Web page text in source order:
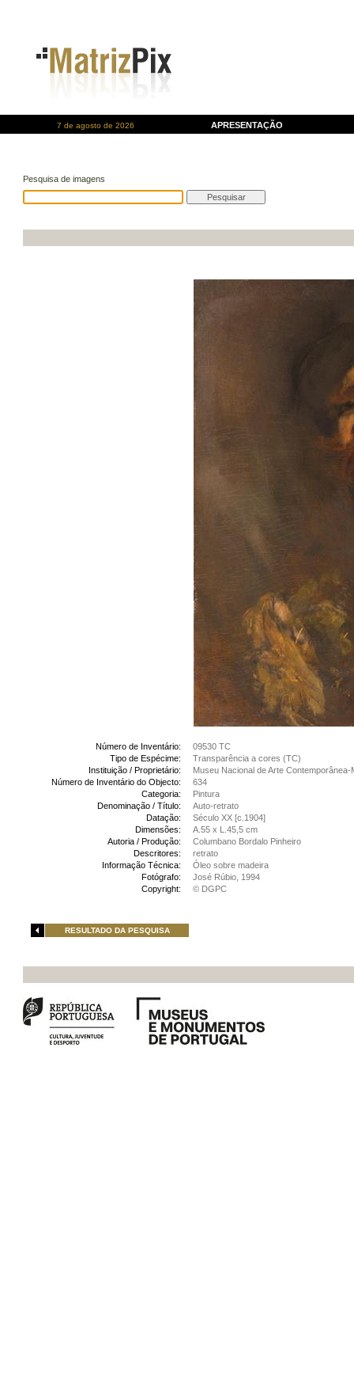
7 de agosto de 2026 APRESENTAÇÃO
Pesquisa de imagens
Número de Inventário:
09530 TC
Tipo de Espécime:
Transparência a cores (TC)
Instituição / Proprietário:
Museu Nacional de Arte Contemporânea-
Número de Inventário do Objecto:
634
Categoria:
Pintura
Denominação / Título:
Auto-retrato
Datação:
Século XX [c.1904]
Dimensões:
A.55 x L.45,5 cm
Autoria / Produção:
Columbano Bordalo Pinheiro
Descritores:
retrato
Informação Técnica:
Óleo sobre madeira
Fotógrafo:
José Rúbio, 1994
Copyright:
© DGPC
RESULTADO DA PESQUISA